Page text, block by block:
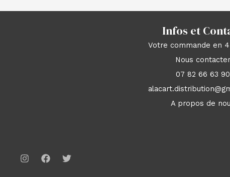
Infos et
Votre commande en
Nous contacter
07 82 66 63 90
A propos de